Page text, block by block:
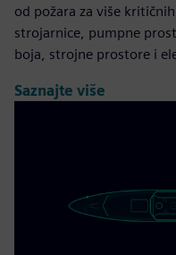
od požara za više
strojarnice, pumpne
boja, strojne prostore i
Saznajte više